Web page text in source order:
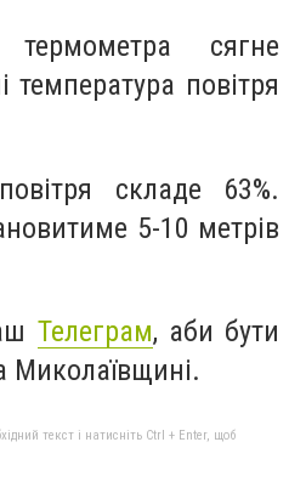
сягне
температура повітря
складе 63%.
5-10 метрів
Телеграм, аби бути
Миколаївщині.
текст і натисніть Ctrl + Enter, щоб